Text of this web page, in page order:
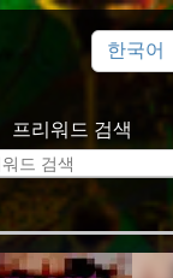
프리워드 검색